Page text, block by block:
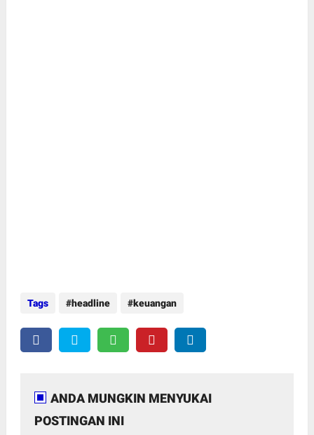
Tags headline keuangan
ANDA MUNGKIN MENYUKAI
POSTINGAN INI